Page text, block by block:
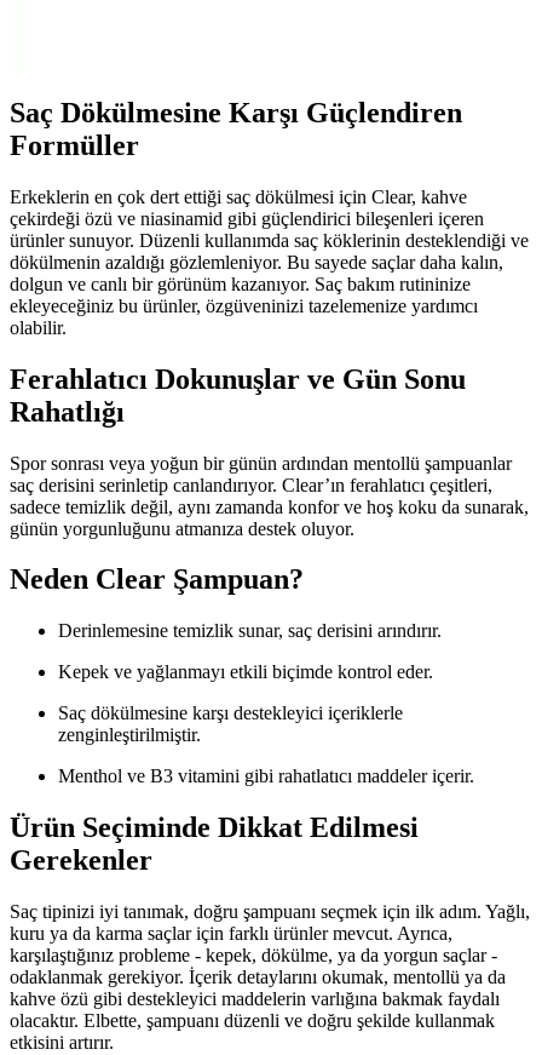
Saç Dökülmesine Karşı Güçlendiren
Formüller
Erkeklerin en çok dert ettiği saç dökülmesi için Clear, kahve
çekirdeği özü ve niasinamid gibi güçlendirici bileşenleri içeren
ürünler sunuyor. Düzenli kullanımda saç köklerinin desteklendiği ve
dökülmenin azaldığı gözlemleniyor. Bu sayede saçlar daha kalın,
dolgun ve canlı bir görünüm kazanıyor. Saç bakım rutininize
ekleyeceğiniz bu ürünler, özgüveninizi tazelemenize yardımcı
olabilir.
Ferahlatıcı Dokunuşlar ve Gün Sonu
Rahatlığı
Spor sonrası veya yoğun bir günün ardından mentollü şampuanlar
saç derisini serinletip canlandırıyor. Clear’ın ferahlatıcı çeşitleri,
sadece temizlik değil, aynı zamanda konfor ve hoş koku da sunarak,
günün yorgunluğunu atmanıza destek oluyor.
Neden Clear Şampuan?
Derinlemesine temizlik sunar, saç derisini arındırır.
Kepek ve yağlanmayı etkili biçimde kontrol eder.
Saç dökülmesine karşı destekleyici içeriklerle
zenginleştirilmiştir.
Menthol ve B3 vitamini gibi rahatlatıcı maddeler içerir.
Ürün Seçiminde Dikkat Edilmesi
Gerekenler
Saç tipinizi iyi tanımak, doğru şampuanı seçmek için ilk adım. Yağlı,
kuru ya da karma saçlar için farklı ürünler mevcut. Ayrıca,
karşılaştığınız probleme - kepek, dökülme, ya da yorgun saçlar -
odaklanmak gerekiyor. İçerik detaylarını okumak, mentollü ya da
kahve özü gibi destekleyici maddelerin varlığına bakmak faydalı
olacaktır. Elbette, şampuanı düzenli ve doğru şekilde kullanmak
etkisini artırır.